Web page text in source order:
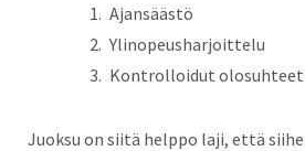
Ajansäästö
Ylinopeusharjoittelu
Kontrolloidut olosuhteet
Juoksu on siitä helppo laji, että